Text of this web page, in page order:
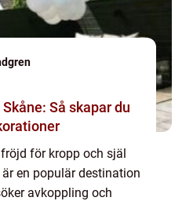
Så skapar du
för kropp och själ
en populär destination
avkoppling och